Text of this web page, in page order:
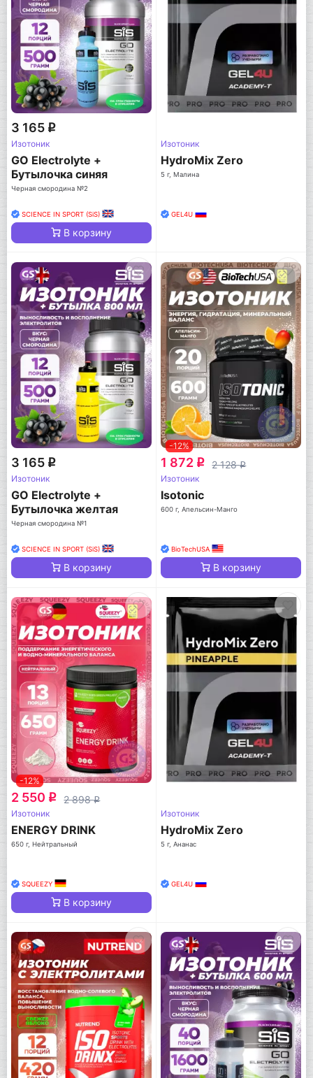
3 165 q
Изотоник
GO Electrolyte +
Бутылочка синяя
Черная смородина №2
SCIENCE IN SPORT (SiS)
В корзину
Изотоник
HydroMix Zero
5 г, Малина
GEL4U
3 165 q
Изотоник
GO Electrolyte +
Бутылочка желтая
Черная смородина №1
SCIENCE IN SPORT (SiS)
В корзину
-12%
1 872 q 2 128q
Изотоник
Isotonic
600 г, Апельсин-Манго
BioTechUSA
В корзину
-12%
2 550 q 2 898q
Изотоник
ENERGY DRINK
650 г, Нейтральный
SQUEEZY
В корзину
Изотоник
HydroMix Zero
5 г, Ананас
GEL4U